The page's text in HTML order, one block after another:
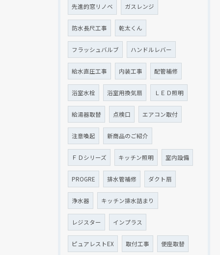
先進的窓リノベ ガスレンジ
防水長尺工事 乾太くん
フラッシュバルブ ハンドルレバー
給水直圧工事 内装工事 配管補修
浴室水栓 浴室用換気扇 ＬＥＤ照明
給湯器取替 点検口 エアコン取付
注意喚起 新商品のご紹介
ＦＤシリーズ キッチン照明 室内設備
PROGRE 排水管補修 ダクト扇
浄水器 キッチン排水詰まり
レジスター インプラス
ピュアレストEX 取付工事 便座取替